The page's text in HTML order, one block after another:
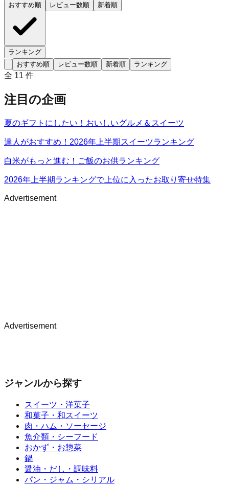
おすすめ順 レビュー数順 新着順
ランキング
おすすめ順
レビュー数順 新着順 ランキング
全 11 件
注目の企画
夏のギフトにしたい！おいしいグルメ＆スイーツ
達人がおすすめ！2026年上半期スイーツランキング
白米がもっと進む！ご飯のお供ランキング
2026年上半期ランキングで上位に入ったお取り寄せ特集
Advertisement
Advertisement
ジャンルから探す
スイーツ・洋菓子
和菓子・和スイーツ
肉・ハム・ソーセージ
魚介類・シーフード
おかず・お惣菜
鍋
醤油・だし・調味料
パン・ジャム・シリアル